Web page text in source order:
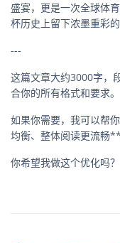
盛宴，更是一次全球体
杯历史上留下浓墨重彩的
---
这篇文章大约3000字，
合你的所有格式和要求。
如果你需要，我可以帮
均衡、整体阅读更流畅
你希望我做这个优化吗？